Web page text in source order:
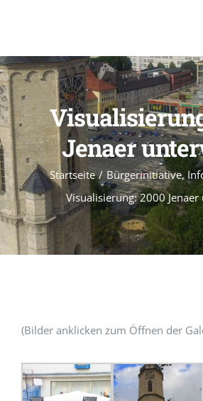
springen
Jenaer
Startseite / Bürgerinitiative,
Visualisierung: 2000 Jenaer
(Bilder anklicken zum Öffnen der